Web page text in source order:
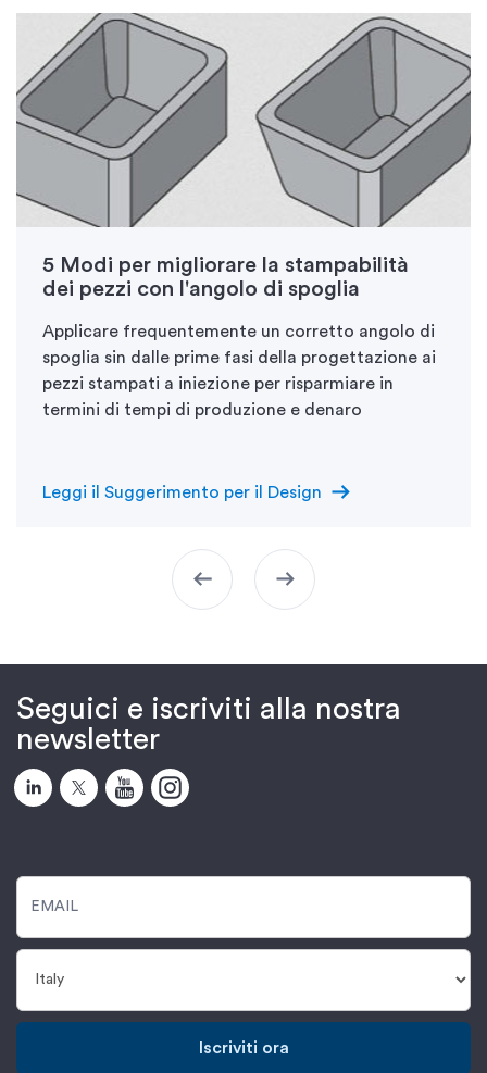
5 Modi per migliorare la stampabilità
dei pezzi con l'angolo di spoglia
Applicare frequentemente un corretto angolo di
spoglia sin dalle prime fasi della progettazione ai
pezzi stampati a iniezione per risparmiare in
termini di tempi di produzione e denaro
Leggi il Suggerimento per il Design arrow_right_alt
arrow_left_alt arrow_right_alt
Seguici e iscriviti alla nostra
newsletter
Iscriviti ora